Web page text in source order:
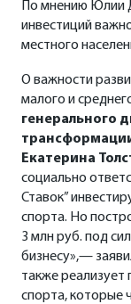
По мнению Юлии
инвестиций
местного
О важности
малого и
генерального
Екатерина
социально
Ставок”
спорта. Но
3 млн руб. под
бизнесу»,—
также
спорта, которые